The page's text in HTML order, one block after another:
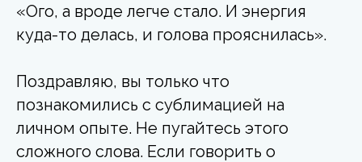
«Ого, а вроде легче стало. И энергия
куда-то делась, и голова прояснилась».
Поздравляю, вы только что
познакомились с сублимацией на
личном опыте. Не пугайтесь этого
сложного слова. Если говорить о